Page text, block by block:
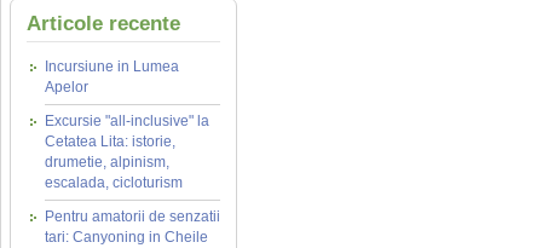
Articole recente
Incursiune in Lumea
Apelor
Excursie "all-inclusive" la
Cetatea Lita: istorie,
drumetie, alpinism,
escalada, cicloturism
Pentru amatorii de senzatii
tari: Canyoning in Cheile